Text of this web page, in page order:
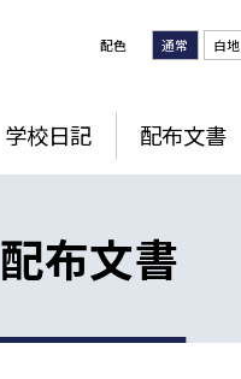
配色 通常 白地
学校日記 配布文書
配布文書